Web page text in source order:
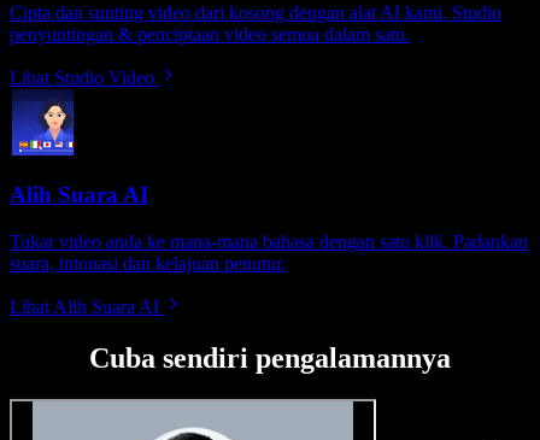
Cipta dan sunting video dari kosong dengan alat AI kami. Studio
penyuntingan & penciptaan video semua dalam satu.
Lihat Studio Video
Alih Suara AI
Tukar video anda ke mana-mana bahasa dengan satu klik. Padankan
suara, intonasi dan kelajuan penutur.
Lihat Alih Suara AI
Cuba sendiri pengalamannya